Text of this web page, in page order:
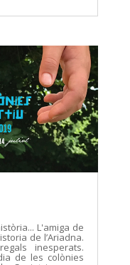
L'amiga de
de l’Ariadna.
inesperats.
de les colònies